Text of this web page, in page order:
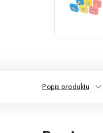
Popis produktu